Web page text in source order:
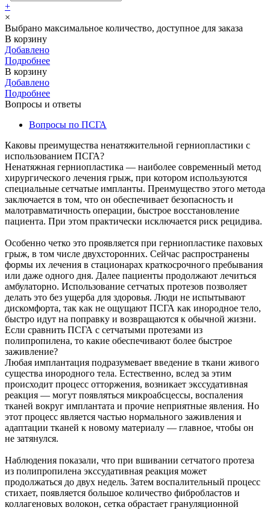
+
×
Выбрано максимальное количество, доступное для заказа
В корзину
Добавлено
Подробнее
В корзину
Добавлено
Подробнее
Вопросы и ответы
Вопросы по ПСГА
Каковы преимущества ненатяжительной герниопластики с
использованием ПСГА?
Ненатяжная герниопластика — наиболее современный метод
хирургического лечения грыж, при котором используются
специальные сетчатые импланты. Преимущество этого метода
заключается в том, что он обеспечивает безопасность и
малотравматичность операции, быстрое восстановление
пациента. При этом практически исключается риск рецидива.
Особенно четко это проявляется при герниопластике паховых
грыж, в том числе двухсторонних. Сейчас распространены
формы их лечения в стационарах краткосрочного пребывания
или даже одного дня. Далее пациенты продолжают лечиться
амбулаторно. Использование сетчатых протезов позволяет
делать это без ущерба для здоровья. Люди не испытывают
дискомфорта, так как не ощущают ПСГА как инородное тело,
быстро идут на поправку и возвращаются к обычной жизни.
Если сравнить ПСГА с сетчатыми протезами из
полипропилена, то какие обеспечивают более быстрое
заживление?
Любая имплантация подразумевает введение в ткани живого
существа инородного тела. Естественно, вслед за этим
происходит процесс отторжения, возникает экссудативная
реакция — могут появляться микроабсцессы, воспаления
тканей вокруг имплантата и прочие неприятные явления. Но
этот процесс является частью нормального заживления и
адаптации тканей к новому материалу — главное, чтобы он
не затянулся.
Наблюдения показали, что при вшивании сетчатого протеза
из полипропилена экссудативная реакция может
продолжаться до двух недель. Затем воспалительный процесс
стихает, появляется большое количество фибробластов и
коллагеновых волокон, сетка обрастает грануляционной